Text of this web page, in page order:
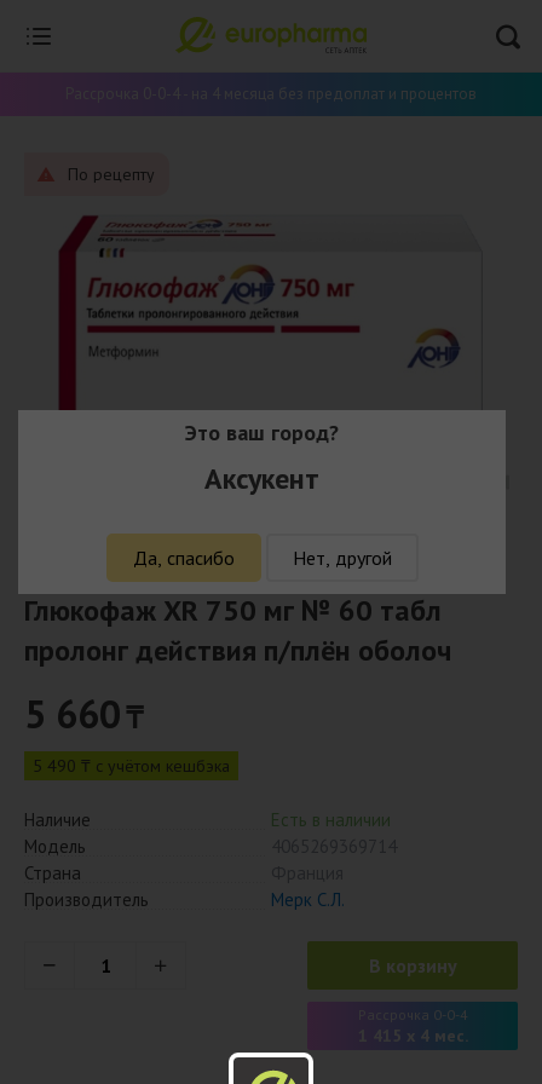
Рассрочка 0-0-4 - на 4 месяца без предоплат и процентов
По рецепту
Глюкофаж XR 750 мг № 60 табл
пролонг действия п/плён оболоч
5 660₸
5 490 ₸ с учётом кешбэка
Наличие
Есть в наличии
Модель
Страна
Производитель
Мерк С.Л.
В корзину
Рассрочка 0-0-4
1 415 x 4 мес.
Это ваш город?
Аксукент
Да, спасибо Нет, другой